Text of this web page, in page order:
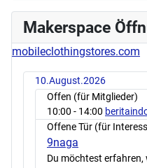
Makerspace
mobileclothingstores.com
10.August.2026
Offen (für Mitglieder)
10:00 - 14:00
Offene Tür (für
9naga
Du möchtest erfahren,